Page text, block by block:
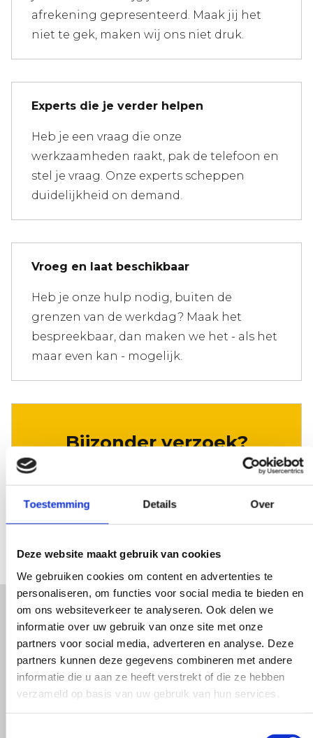
Toestemming Details Over
Deze website maakt gebruik van cookies
We gebruiken cookies om content en advertenties te
personaliseren, om functies voor social media te bieden en
om ons websiteverkeer te analyseren. Ook delen we
informatie over uw gebruik van onze site met onze
partners voor social media, adverteren en analyse. Deze
partners kunnen deze gegevens combineren met andere
informatie die u aan ze heeft verstrekt of die ze hebben
verzameld op basis van uw gebruik van hun services.
afrekening gepresenteerd. Maak jij het
niet te gek, maken wij ons niet druk.
Experts die je verder helpen
Heb je een vraag die onze
werkzaamheden raakt, pak de telefoon en
stel je vraag. Onze experts scheppen
duidelijkheid on demand.
Vroeg en laat beschikbaar
Heb je onze hulp nodig, buiten de
grenzen van de werkdag? Maak het
bespreekbaar, dan maken we het - als het
maar even kan - mogelijk.
Bijzonder verzoek?
LAAT HET ONS WETEN
We zijn blij met elke klant.
Blijkbaar is dat gevoel
wederzijds. Gemiddeld
beoordelen ze ons met een